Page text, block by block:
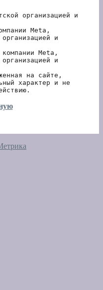
организацией и
Meta,
и
Meta,
и
на сайте,
характер и не